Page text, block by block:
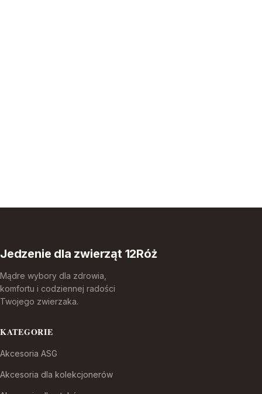
Jedzenie dla zwierząt 12Róż
Mądre wybory dla zdrowia,
komfortu i codziennej radości
Twojego zwierzaka.
KATEGORIE
Akcesoria ASG
Akcesoria dla kolekcjonerów